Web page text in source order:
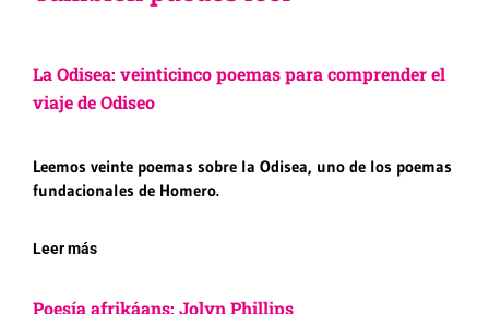
La Odisea: veinticinco poemas para comprender el
viaje de Odiseo
Leemos veinte poemas sobre la Odisea, uno de los poemas
fundacionales de Homero.
Leer más
Poesía afrikáans: Jolyn Phillips